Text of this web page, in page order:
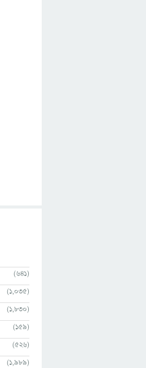
(641)
(1,035)
(1,830)
(159)
(526)
(1,989)